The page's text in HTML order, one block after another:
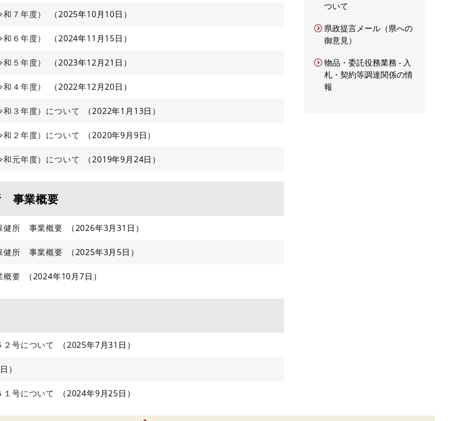
７年度） 2025年10月10日
６年度） 2024年11月15日
５年度） 2023年12月21日
４年度） 2022年12月20日
３年度）について 2022年1月13日
２年度）について 2020年9月9日
元年度）について 2019年9月24日
事業概要
健所 事業概要 2026年3月31日
健所 事業概要 2025年3月5日
概要 2024年10月7日
号について 2025年7月31日
号について 2024年9月25日
ついて
県政提言メール（県への
御意見）
物品・委託役務業務 - 入
札・契約等調達関係の情
報